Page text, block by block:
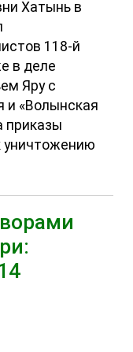
Хатынь в
118-й
в деле
Яру с
и «Волынская
приказы
уничтожению